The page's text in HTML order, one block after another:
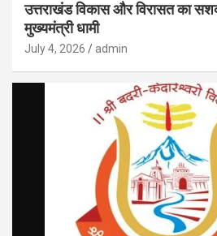
उत्तराखंड विकास और विरासत का
मुख्यमंत्री धामी
July 4, 2026 admin